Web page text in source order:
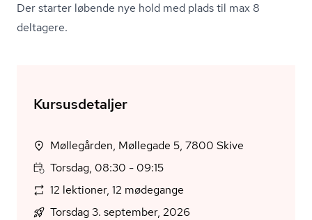
Der starter løbende nye hold med plads til max 8
deltagere.
Kursusdetaljer
Møllegården, Møllegade 5, 7800 Skive
Torsdag, 08:30 - 09:15
12 lektioner, 12 mødegange
Torsdag 3. september, 2026